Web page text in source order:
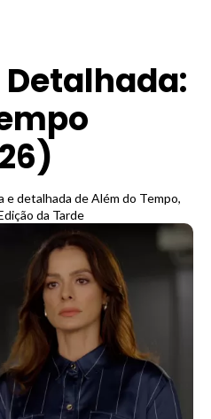
e detalhada de Além do Tempo,
da Tarde